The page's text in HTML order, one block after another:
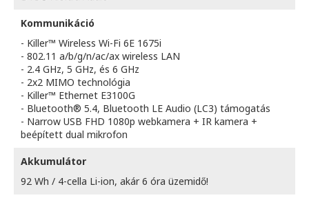
Kommunikáció
- Killer™ Wireless Wi-Fi 6E 1675i
- 802.11 a/b/g/n/ac/ax wireless LAN
- 2.4 GHz, 5 GHz, és 6 GHz
- 2x2 MIMO technológia
- Killer™ Ethernet E3100G
- Bluetooth® 5.4, Bluetooth LE Audio (LC3) támogatás
- Narrow USB FHD 1080p webkamera + IR kamera +
beépített dual mikrofon
Akkumulátor
92 Wh / 4-cella Li-ion, akár 6 óra üzemidő!